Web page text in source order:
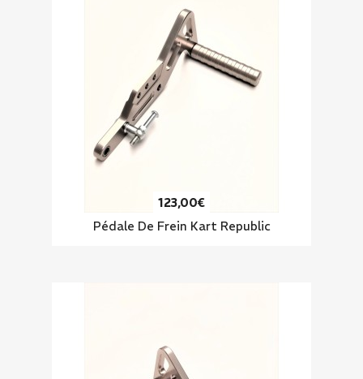
123,00€
Pédale De Frein Kart Republic